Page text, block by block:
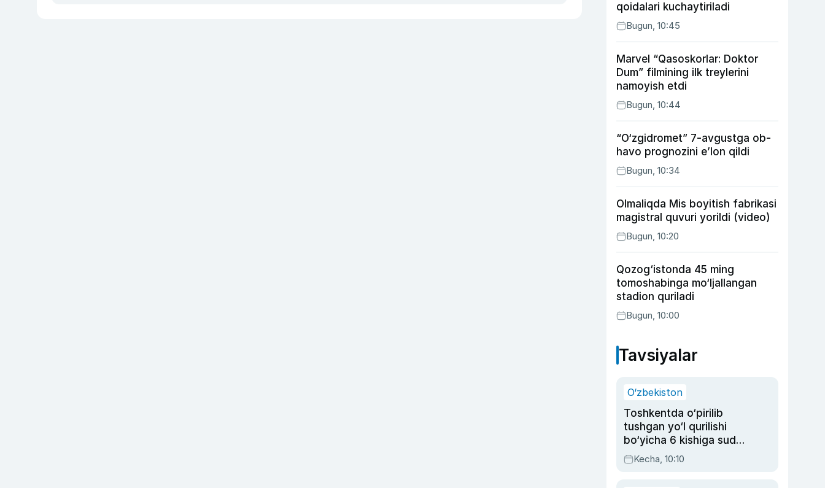
qoidalari kuchaytiriladi
Bugun, 10:45
Marvel “Qasoskorlar: Doktor
Dum” filmining ilk treylerini
namoyish etdi
Bugun, 10:44
“O‘zgidromet” 7-avgustga ob-
havo prognozini e’lon qildi
Bugun, 10:34
Olmaliqda Mis boyitish fabrikasi
magistral quvuri yorildi (video)
Bugun, 10:20
Qozog‘istonda 45 ming
tomoshabinga mo‘ljallangan
stadion quriladi
Bugun, 10:00
Tavsiyalar
O‘zbekiston
Toshkentda o‘pirilib
tushgan yo‘l qurilishi
bo‘yicha 6 kishiga sud
hukmi o‘qildi
Kecha, 10:10